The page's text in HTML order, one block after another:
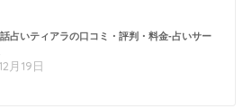
占いティアラの口コミ・評判・料金-占いサー
月19日